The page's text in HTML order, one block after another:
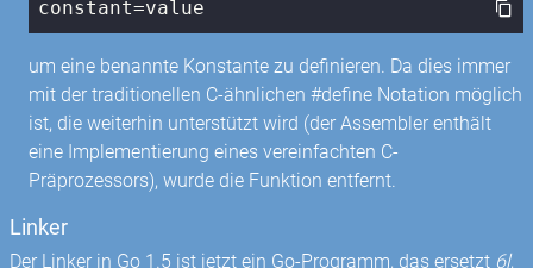
constant=value
um eine benannte Konstante zu definieren. Da dies immer
mit der traditionellen C-ähnlichen #define Notation möglich
ist, die weiterhin unterstützt wird (der Assembler enthält
eine Implementierung eines vereinfachten C-
Präprozessors), wurde die Funktion entfernt.
Linker
Der Linker in Go 1.5 ist jetzt ein Go-Programm, das ersetzt 6l,